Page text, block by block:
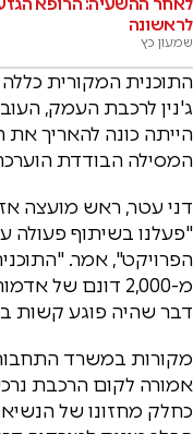
לראשונה
שמעון כץ
התוכנית המקורית
ג'נין לרכבת העמק,
הייתה כונה להאריך
המסילה הבודדת הוערכה ב-180 מיליון
דני עטר, ראש מועצה
"פעלנו בשיתוף פעולה
הפרויקט", אמר.
מ-2,000 דונם
דבר שהיה פוגע קשות
מקורות במשרד
אמורה לקום הרכבת
כחלק מחזונו של